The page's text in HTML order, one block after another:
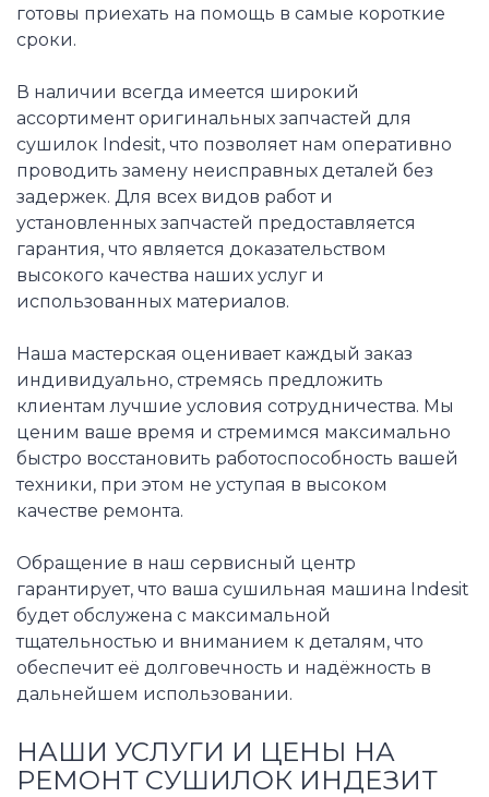
готовы приехать на помощь в самые короткие
сроки.
В наличии всегда имеется широкий
ассортимент оригинальных запчастей для
сушилок Indesit, что позволяет нам оперативно
проводить замену неисправных деталей без
задержек. Для всех видов работ и
установленных запчастей предоставляется
гарантия, что является доказательством
высокого качества наших услуг и
использованных материалов.
Наша мастерская оценивает каждый заказ
индивидуально, стремясь предложить
клиентам лучшие условия сотрудничества. Мы
ценим ваше время и стремимся максимально
быстро восстановить работоспособность вашей
техники, при этом не уступая в высоком
качестве ремонта.
Обращение в наш сервисный центр
гарантирует, что ваша сушильная машина Indesit
будет обслужена с максимальной
тщательностью и вниманием к деталям, что
обеспечит её долговечность и надёжность в
дальнейшем использовании.
НАШИ УСЛУГИ И ЦЕНЫ НА
РЕМОНТ СУШИЛОК ИНДЕЗИТ